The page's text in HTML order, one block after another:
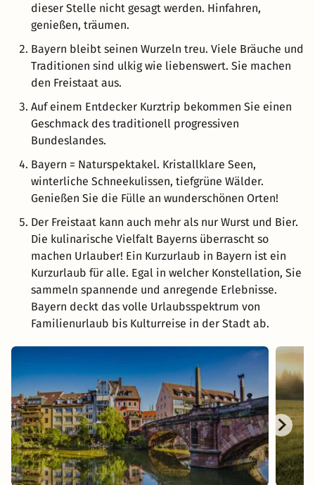
dieser Stelle nicht gesagt werden. Hinfahren,
genießen, träumen.
Bayern bleibt seinen Wurzeln treu. Viele Bräuche und
Traditionen sind ulkig wie liebenswert. Sie machen
den Freistaat aus.
Auf einem Entdecker Kurztrip bekommen Sie einen
Geschmack des traditionell progressiven
Bundeslandes.
Bayern = Naturspektakel. Kristallklare Seen,
winterliche Schneekulissen, tiefgrüne Wälder.
Genießen Sie die Fülle an wunderschönen Orten!
Der Freistaat kann auch mehr als nur Wurst und Bier.
Die kulinarische Vielfalt Bayerns überrascht so
machen Urlauber! Ein Kurzurlaub in Bayern ist ein
Kurzurlaub für alle. Egal in welcher Konstellation, Sie
sammeln spannende und anregende Erlebnisse.
Bayern deckt das volle Urlaubsspektrum von
Familienurlaub bis Kulturreise in der Stadt ab.